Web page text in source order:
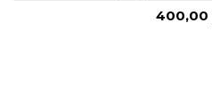
400,00